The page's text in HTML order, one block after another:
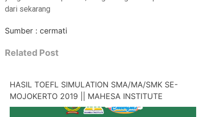
dari sekarang
Sumber : cermati
Related Post
HASIL TOEFL SIMULATION SMA/MA/SMK SE-
MOJOKERTO 2019 || MAHESA INSTITUTE